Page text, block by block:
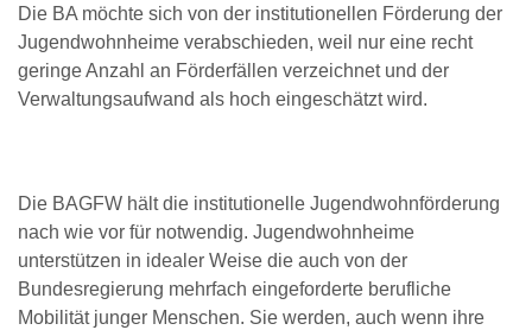
Die BA möchte sich von der institutionellen Förderung der
Jugendwohnheime verabschieden, weil nur eine recht
geringe Anzahl an Förderfällen verzeichnet und der
Verwaltungsaufwand als hoch eingeschätzt wird.
Die BAGFW hält die institutionelle Jugendwohnförderung
nach wie vor für notwendig. Jugendwohnheime
unterstützen in idealer Weise die auch von der
Bundesregierung mehrfach eingeforderte berufliche
Mobilität junger Menschen. Sie werden, auch wenn ihre